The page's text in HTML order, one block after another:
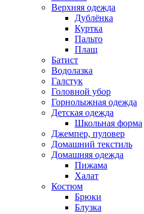
Верхняя одежда
Дублёнка
Куртка
Пальто
Плащ
Батист
Водолазка
Галстук
Головной убор
Горнолыжная одежда
Детская одежда
Школьная форма
Джемпер, пуловер
Домашний текстиль
Домашняя одежда
Пижама
Халат
Костюм
Брюки
Блузка